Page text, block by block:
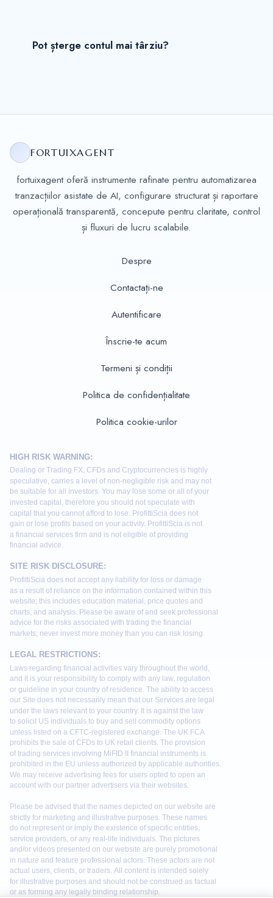
Pot șterge contul mai târziu?
FORTUIXAGENT
fortuixagent oferă instrumente rafinate pentru automatizarea
tranzacțiilor asistate de AI, configurare structurat și raportare
operațională transparentă, concepute pentru claritate, control
și fluxuri de lucru scalabile.
Despre
Contactați-ne
Autentificare
Înscrie-te acum
Termeni și condiții
Politica de confidențialitate
Politica cookie-urilor